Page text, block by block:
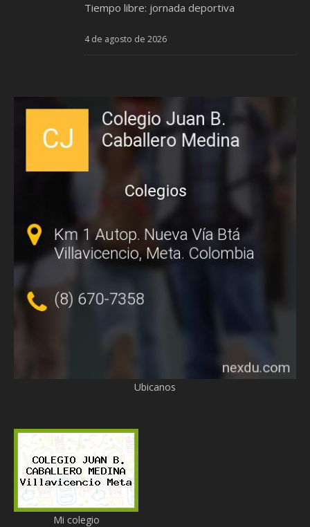
Tiempo libre: jornada deportiva
4 de agosto de 2026
Ubicanos
Mi colegio